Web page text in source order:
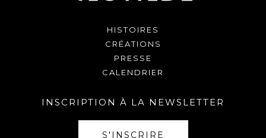
HISTOIRES
CRÉATIONS
PRESSE
CALENDRIER
INSCRIPTION À LA NEWSLETTER
S'INSCRIRE